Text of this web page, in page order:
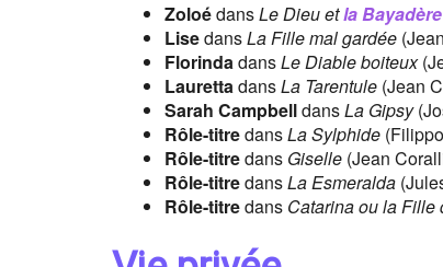
ZoloédansLe Dieu etla Bayadère
LisedansLa Fille mal gardée
FlorindadansLe Diable boiteux
LaurettadansLa Tarentule (Jean
Sarah CampbelldansLa Gipsy
Rôle-titredansLa Sylphide
Rôle-titredans Giselle (Jean
Rôle-titredansLa Esmeralda
Rôle-titredans Catarina ou la Fille